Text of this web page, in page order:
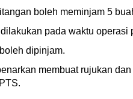
boleh meminjam 5
pada waktu operasi
dipinjam.
membuat rujukan